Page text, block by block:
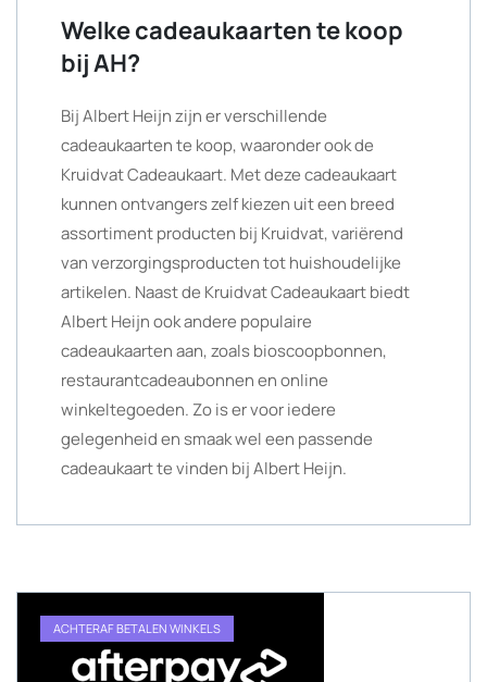
Welke cadeaukaarten te koop
bij AH?
Bij Albert Heijn zijn er verschillende
cadeaukaarten te koop, waaronder ook de
Kruidvat Cadeaukaart. Met deze cadeaukaart
kunnen ontvangers zelf kiezen uit een breed
assortiment producten bij Kruidvat, variërend
van verzorgingsproducten tot huishoudelijke
artikelen. Naast de Kruidvat Cadeaukaart biedt
Albert Heijn ook andere populaire
cadeaukaarten aan, zoals bioscoopbonnen,
restaurantcadeaubonnen en online
winkeltegoeden. Zo is er voor iedere
gelegenheid en smaak wel een passende
cadeaukaart te vinden bij Albert Heijn.
ACHTERAF BETALEN WINKELS